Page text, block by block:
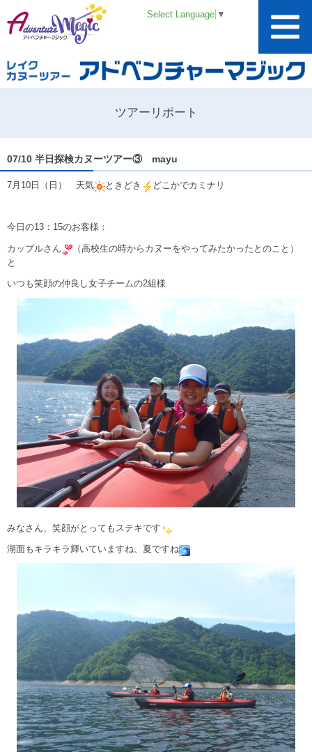
Select Language ▼
ツアーリポート
07/10 半日探検カヌーツアー③ mayu
7月10日（日） 天気 ときどき どこかでカミナリ
今日の13：15のお客様：
カップルさん
（高校生の時からカヌーをやってみたかったとのこと）
と
いつも笑顔の仲良し女子チームの2組様
みなさん、笑顔がとってもステキです
湖面もキラキラ輝いていますね、夏ですね